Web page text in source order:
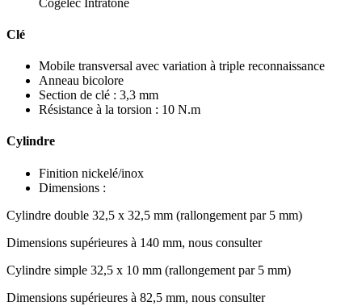
Clé
Mobile transversal avec variation à triple reconnaissance
Anneau bicolore
Section de clé : 3,3 mm
Résistance à la torsion : 10 N.m
Cylindre
Finition nickelé/inox
Dimensions :
Cylindre double 32,5 x 32,5 mm (rallongement par 5 mm)
Dimensions supérieures à 140 mm, nous consulter
Cylindre simple 32,5 x 10 mm (rallongement par 5 mm)
Dimensions supérieures à 82,5 mm, nous consulter